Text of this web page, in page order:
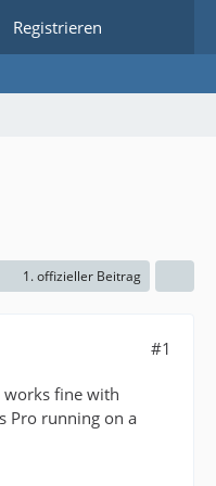
Registrieren
1. offizieller Beitrag
#1
works fine with
Pro running on a